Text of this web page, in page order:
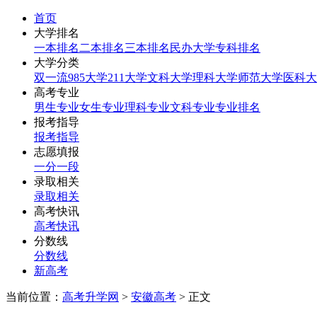
首页
大学排名
一本排名 二本排名三本排名 民办大学专科排名
大学分类
双一流985大学211大学文科大学理科大学师范大学医科
高考专业
男生专业女生专业理科专业文科专业专业排名
报考指导
报考指导
志愿填报
一分一段
录取相关
录取相关
高考快讯
高考快讯
分数线
分数线
新高考
当前位置： 高考升学网 > 安徽高考 > 正文